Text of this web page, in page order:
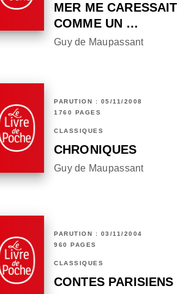
MER ME CARESSAIT
COMME UN …
Guy de Maupassant
PARUTION : 05/11/2008
1760 PAGES
CLASSIQUES
CHRONIQUES
Guy de Maupassant
PARUTION : 03/11/2004
960 PAGES
CLASSIQUES
CONTES PARISIENS